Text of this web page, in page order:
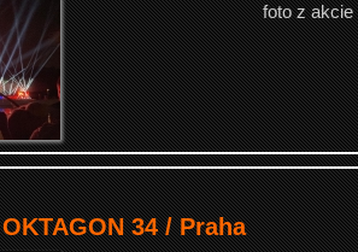
foto z akcie
OKTAGON 34 / Praha